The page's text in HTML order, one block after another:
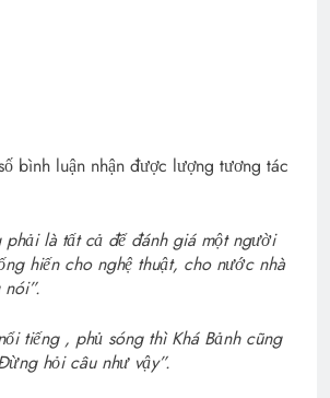
bình luận nhận được lượng tương tác
phải là tất cả để đánh giá một người
hiến cho nghệ thuật, cho nước nhà
tiếng , phủ sóng thì Khá Bảnh cũng
hỏi câu như vậy”.